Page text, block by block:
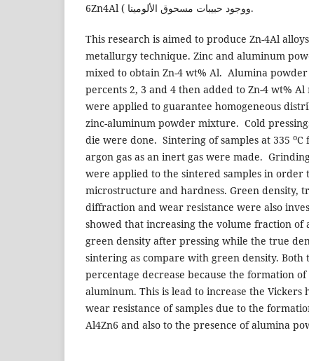
6Zn4Al ( ووجود حبيبات مسحوق الألومينا.
This research is aimed to produce Zn-4Al
metallurgy technique. Zinc and aluminum
mixed to obtain Zn-4 wt% Al. Alumina
percents 2, 3 and 4 then added to Zn-4 wt%
were applied to guarantee homogeneous
zinc-aluminum powder mixture. Cold
die were done. Sintering of samples at 335 ­oC
argon gas as an inert gas were made.
were applied to the sintered samples in order
microstructure and hardness. Green density,
diffraction and wear resistance were also
showed that increasing the volume fraction of
green density after pressing while the true
sintering as compare with green density. Both
percentage decrease because the formation
aluminum. This is lead to increase the Vickers
wear resistance of samples due to the
Al4Zn6 and also to the presence of alumina